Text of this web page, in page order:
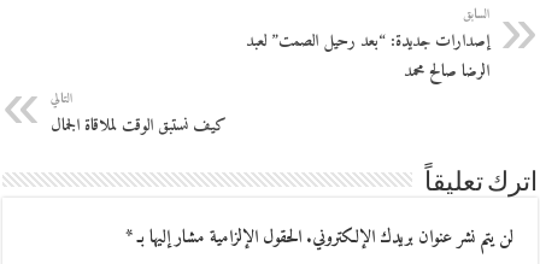
السابق
إصدارات جديدة: “بعد رحيل الصمت” لعبد
الرضا صالح محمد
التالي
كيف نستبق الوقت لملاقاة الجمال
اترك تعليقاً
لن يتم نشر عنوان بريدك الإلكتروني.الحقول الإلزامية مشار إليها بـ*